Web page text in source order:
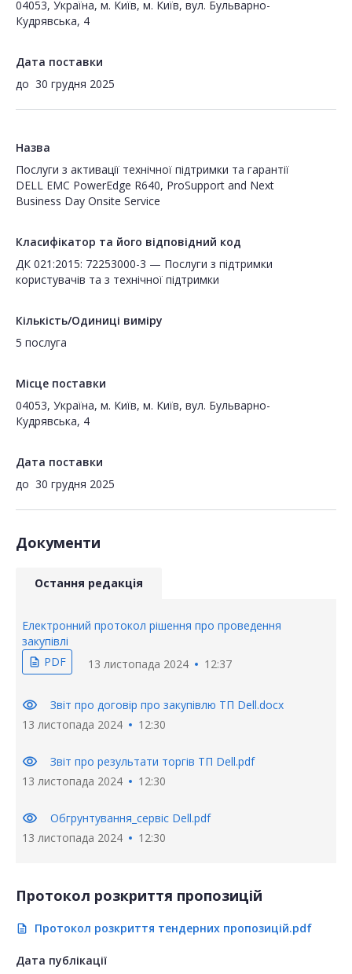
04053, Україна, м. Київ, м. Київ, вул. Бульварно-
Кудрявська, 4
Дата поставки
до 30 грудня 2025
Назва
Послуги з активації технічної підтримки та гарантії
DELL EMC PowerEdge R640, ProSupport and Next
Business Day Onsite Service
Класифікатор та його відповідний код
ДК 021:2015: 72253000-3 — Послуги з підтримки
користувачів та з технічної підтримки
Кількість/Одиниці виміру
5 послуга
Місце поставки
04053, Україна, м. Київ, м. Київ, вул. Бульварно-
Кудрявська, 4
Дата поставки
до 30 грудня 2025
Документи
Остання редакція
Електронний протокол рішення про проведення
закупівлі
description PDF 13 листопада 2024 12:37
visibility
Звіт про договір про закупівлю ТП Dell.docx
13 листопада 2024
12:30
visibility
Звіт про результати торгів ТП Dell.pdf
13 листопада 2024
12:30
visibility
Обгрунтування_сервіс Dell.pdf
13 листопада 2024
12:30
Протокол розкриття пропозицій
description Протокол розкриття тендерних пропозицій.pdf
Дата публікації